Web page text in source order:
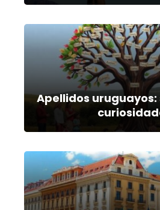
Apellidos